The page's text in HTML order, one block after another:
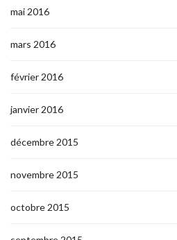
mai 2016
mars 2016
février 2016
janvier 2016
décembre 2015
novembre 2015
octobre 2015